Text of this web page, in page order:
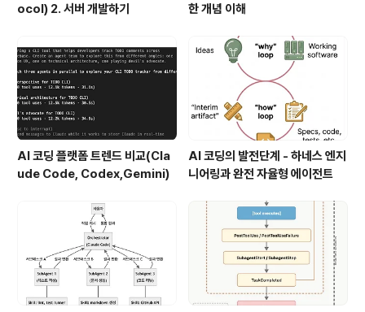
ocol) 2. 서버 개발하기
한 개념 이해
AI 코딩 플랫폼 트렌드 비교(Cla
ude Code, Codex,Gemini)
AI 코딩의 발전단계 - 하네스 엔지
니어링과 완전 자율형 에이전트